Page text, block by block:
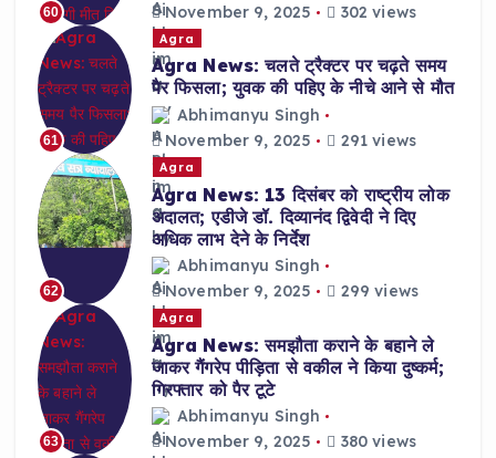
60
November 9, 2025
302 views
61
Agra
Agra News: चलते ट्रैक्टर पर चढ़ते समय
पैर फिसला; युवक की पहिए के नीचे आने से मौत
Abhimanyu Singh
November 9, 2025
291 views
62
Agra
Agra News: 13 दिसंबर को राष्ट्रीय लोक
अदालत; एडीजे डॉ. दिव्यानंद द्विवेदी ने दिए
अधिक लाभ देने के निर्देश
Abhimanyu Singh
November 9, 2025
299 views
63
Agra
Agra News: समझौता कराने के बहाने ले
जाकर गैंगरेप पीड़िता से वकील ने किया दुष्कर्म;
गिरफ्तार को पैर टूटे
Abhimanyu Singh
November 9, 2025
380 views